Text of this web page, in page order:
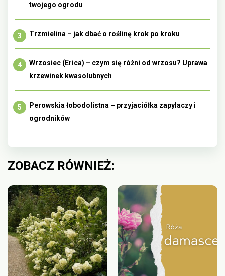
twojego ogrodu
Trzmielina – jak dbać o roślinę krok po kroku
Wrzosiec (Erica) – czym się różni od wrzosu? Uprawa
krzewinek kwasolubnych
Perowskia łobodolistna – przyjaciółka zapylaczy i
ogrodników
ZOBACZ RÓWNIEŻ: